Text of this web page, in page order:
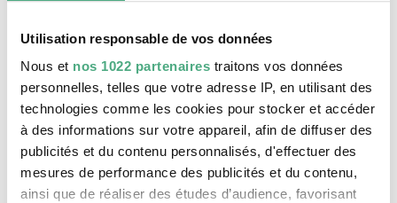
Utilisation responsable de vos données
Nous et nos 1022 partenaires traitons vos données
personnelles, telles que votre adresse IP, en utilisant des
technologies comme les cookies pour stocker et accéder
à des informations sur votre appareil, afin de diffuser des
publicités et du contenu personnalisés, d'effectuer des
mesures de performance des publicités et du contenu,
ainsi que de réaliser des études d’audience, favorisant
Le duo d’artistes suisses Gen Atem et Miriam
Bossard transpose les impulsions de l’art urbain
dans des expériences transcendant les genres.
Gen Atem a débuté dans le graffiti politique. En
découvrant la culture hip-hop, il se met au
breakdance et se fait connaître comme DJ. Sous
le pseudonyme de Genius, il compte parmi les
graffeurs européens de la première génération.